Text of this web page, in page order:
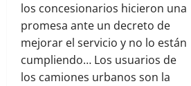
los concesionarios hicieron una
promesa ante un decreto de
mejorar el servicio y no lo están
cumpliendo… Los usuarios de
los camiones urbanos son la